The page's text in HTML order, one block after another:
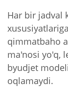
Har bir jadval
qimmatbaho
ma'nosi yo'q,
byudjet
oqlamaydi.